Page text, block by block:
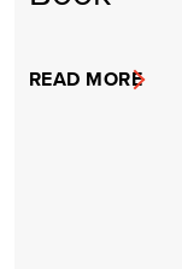
READ MORE